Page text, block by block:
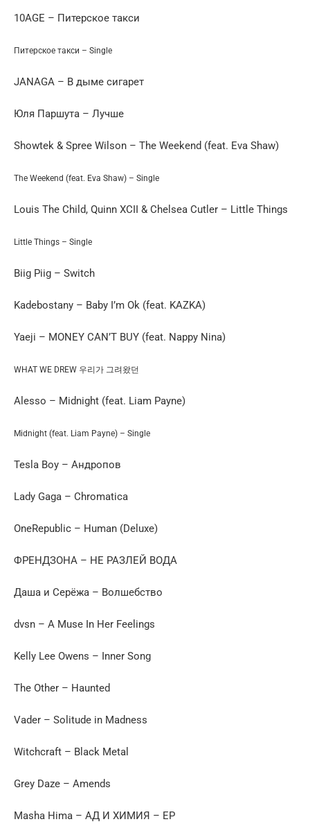
10AGE – Питерское такси
Питерское такси – Single
JANAGA – В дыме сигарет
Юля Паршута – Лучше
Showtek & Spree Wilson – The Weekend (feat. Eva Shaw)
The Weekend (feat. Eva Shaw) – Single
Louis The Child, Quinn XCII & Chelsea Cutler – Little Things
Little Things – Single
Biig Piig – Switch
Kadebostany – Baby I’m Ok (feat. KAZKA)
Yaeji – MONEY CAN’T BUY (feat. Nappy Nina)
WHAT WE DREW 우리가 그려왔던
Alesso – Midnight (feat. Liam Payne)
Midnight (feat. Liam Payne) – Single
Tesla Boy – Андропов
Lady Gaga – Chromatica
OneRepublic – Human (Deluxe)
ФРЕНДЗОНА – НЕ РАЗЛЕЙ ВОДА
Даша и Серёжа – Волшебство
dvsn – A Muse In Her Feelings
Kelly Lee Owens – Inner Song
The Other – Haunted
Vader – Solitude in Madness
Witchcraft – Black Metal
Grey Daze – Amends
Masha Hima – АД И ХИМИЯ – EP